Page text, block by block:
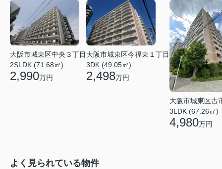
大阪市城東区中央３丁目
2SLDK (71.68㎡)
2,990万円
大阪市城東区今福東１丁目
3DK (49.05㎡)
2,498万円
大阪市城東区古
3LDK (67.26㎡)
4,980万円
よく見られている物件